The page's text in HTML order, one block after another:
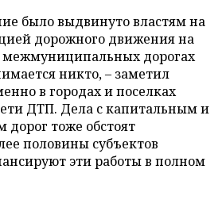
было выдвинуто властям на
дорожного движения на
дорогах
никто, – заметил
в городах и поселках
ДТП. Дела с капитальным и
тоже обстоят
половины субъектов
эти работы в полном